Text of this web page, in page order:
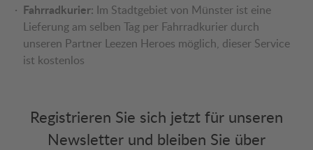
Fahrradkurier: Im Stadtgebiet von Münster ist eine
Lieferung am selben Tag per Fahrradkurier durch
unseren Partner Leezen Heroes möglich, dieser Service
ist kostenlos
Registrieren Sie sich jetzt für unseren
Newsletter und bleiben Sie über